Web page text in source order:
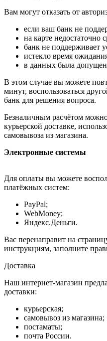
Вам могут отказать от
если ваш банк не
на карте недостаточно
банк не поддерживает
истекло время
в данных была
В этом случае вы можете
минут, воспользоваться
банк для решения вопроса.
Безналичным расчётом
курьерской доставке,
самовывоза из магазина.
Электронные системы
Для оплаты вы можете
платёжных систем:
PayPal;
WebMoney;
Яндекс.Деньги.
Вас перенаправит на
инструкциям, заполните
Доставка
Наш интернет-магазин
доставки:
курьерская;
самовывоз из магазина;
постаматы;
почта России.